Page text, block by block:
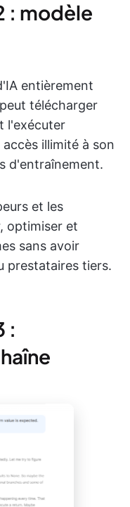
: modèle
entièrement
télécharger
l'exécuter
illimité à son
d'entraînement.
et les
optimiser et
sans avoir
prestataires tiers.
: